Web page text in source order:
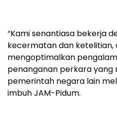
“Kami senantiasa bekerja
kecermatan dan ketelitian,
mengoptimalkan
penanganan perkara yang
pemerintah negara lain
imbuh JAM-Pidum.